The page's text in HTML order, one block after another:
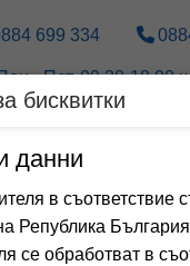
699 334
Пет. 09.30-18.00
бисквитки
данни
в съответствие
Република
се обработват в